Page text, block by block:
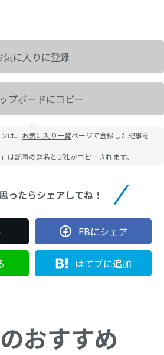
気に入りに登録
プボードにコピー
は、 お気に入り一覧ページで登録した記事を
記事の題名とURLがコピーされます。
ったらシェアしてね！
FBにシェア
はてブに追加
おすすめ